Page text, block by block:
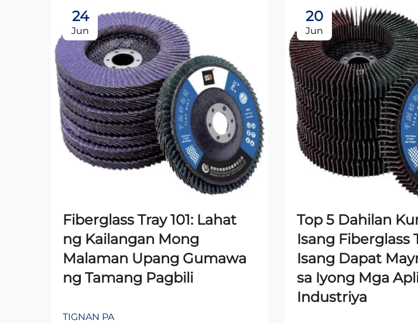
24
Jun
Fiberglass Tray 101: Lahat
ng Kailangan Mong
Malaman Upang Gumawa
ng Tamang Pagbili
TIGNAN PA
20
Jun
Top 5 Dahilan
Isang Fiberglass
Isang Dapat
sa Iyong Mga
Industriya